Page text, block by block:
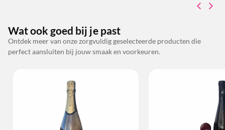
Wat ook goed bij je past
Ontdek meer van onze zorgvuldig geselecteerde producten die
perfect aansluiten bij jouw smaak en voorkeuren.